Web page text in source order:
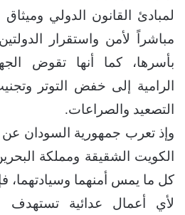
لمبادئ القانون الدولي وميثاق
مباشراً لأمن واستقرار
بأسرها، كما أنها تقوض
الرامية إلى خفض التوتر
التصعيد والصراعات.
وإذ تعرب جمهورية السودان
الكويت الشقيقة ومملكة
كل ما يمس أمنهما وسيادتهما،
لأي أعمال عدائية تستهدف